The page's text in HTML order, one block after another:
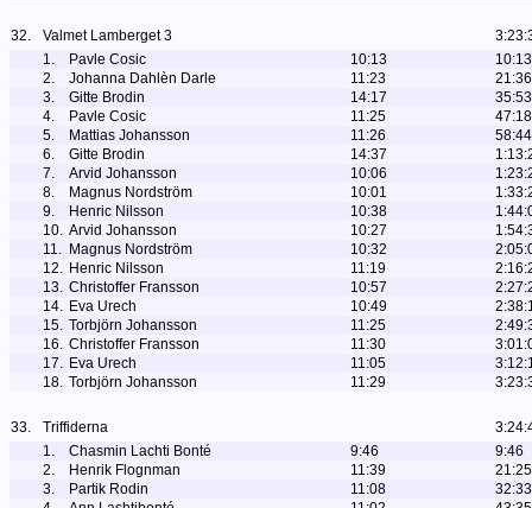
32. Valmet Lamberget 3
1.
Pavle Cosic 10:13
10:13
2.
Johanna Dahlèn Darle 11:23
21:36
3.
Gitte Brodin 14:17
35:53
4.
Pavle Cosic 11:25
47:18
5.
Mattias Johansson 11:26
58:44
6.
Gitte Brodin 14:37
7.
Arvid Johansson 10:06
8.
Magnus Nordström 10:01
9.
Henric Nilsson 10:38
10. Arvid Johansson 10:27
11. Magnus Nordström 10:32
12. Henric Nilsson 11:19
13. Christoffer Fransson 10:57
14. Eva Urech 10:49
15. Torbjörn Johansson 11:25
16. Christoffer Fransson 11:30
17. Eva Urech 11:05
18. Torbjörn Johansson 11:29
33. Triffiderna
1.
Chasmin Lachti Bonté 9:46
9:46
2.
Henrik Flognman 11:39
21:25
3.
Partik Rodin 11:08
32:33